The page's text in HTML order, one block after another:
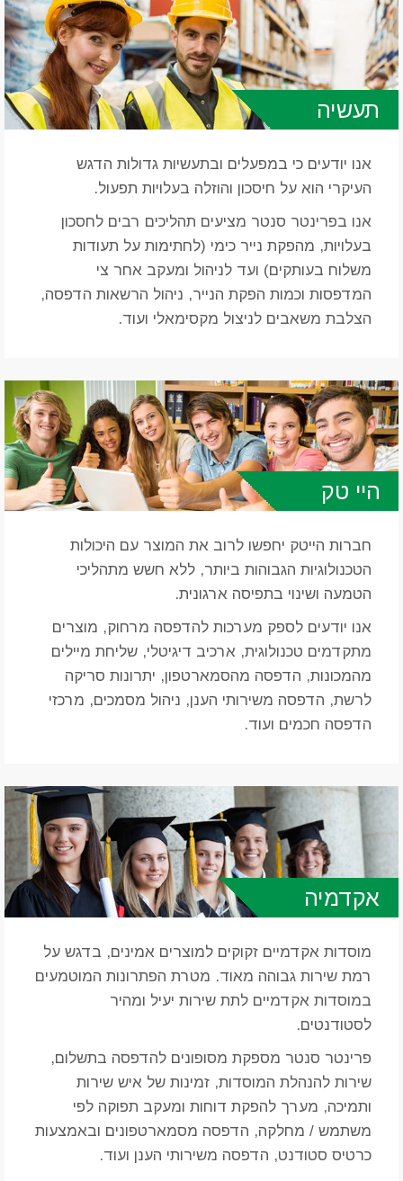
תעשיה
אנו יודעים כי במפעלים ובתעשיות גדולות הדגש
העיקרי הוא על חיסכון והוזלה בעלויות תפעול.
אנו בפרינטר סנטר מציעים תהליכים רבים לחסכון
בעלויות, מהפקת נייר כימי (לחתימות על תעודות
משלוח בעותקים) ועד לניהול ומעקב אחר צי
המדפסות וכמות הפקת הנייר, ניהול הרשאות הדפסה,
הצלבת משאבים לניצול מקסימאלי ועוד.
היי טק
חברות הייטק יחפשו לרוב את המוצר עם היכולות
הטכנולוגיות הגבוהות ביותר, ללא חשש מתהליכי
הטמעה ושינוי בתפיסה ארגונית.
אנו יודעים לספק מערכות להדפסה מרחוק, מוצרים
מתקדמים טכנולוגית, ארכיב דיגיטלי, שליחת מיילים
מהמכונות, הדפסה מהסמארטפון, יתרונות סריקה
לרשת, הדפסה משירותי הענן, ניהול מסמכים, מרכזי
הדפסה חכמים ועוד.
אקדמיה
מוסדות אקדמיים זקוקים למוצרים אמינים, בדגש על
רמת שירות גבוהה מאוד. מטרת הפתרונות המוטמעים
במוסדות אקדמיים לתת שירות יעיל ומהיר
לסטודנטים.
פרינטר סנטר מספקת מסופונים להדפסה בתשלום,
שירות להנהלת המוסדות, זמינות של איש שירות
ותמיכה, מערך להפקת דוחות ומעקב תפוקה לפי
משתמש / מחלקה, הדפסה מסמארטפונים ובאמצעות
כרטיס סטודנט, הדפסה משירותי הענן ועוד.